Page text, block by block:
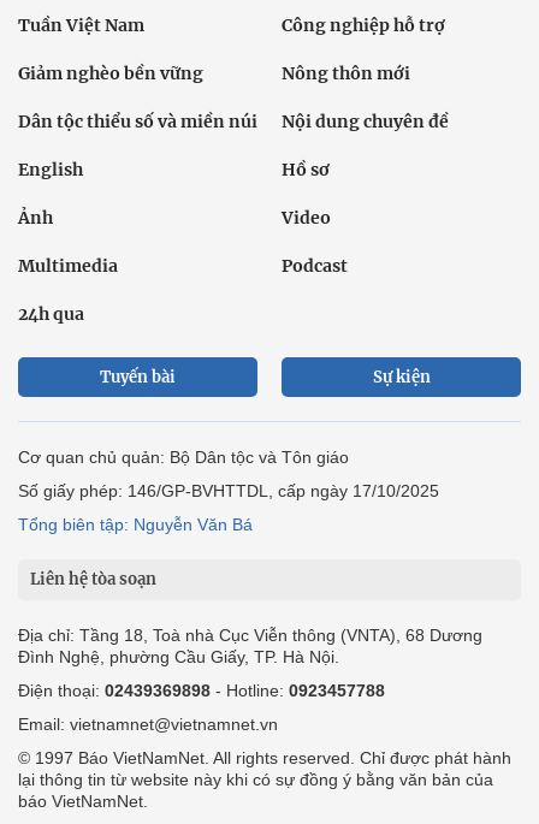
Tuần Việt Nam Công nghiệp hỗ trợ
Giảm nghèo bền vững Nông thôn mới
Dân tộc thiểu số và miền núi Nội dung chuyên đề
English Hồ sơ
Ảnh Video
Multimedia Podcast
24h qua
Tuyến bài Sự kiện
Cơ quan chủ quản: Bộ Dân tộc và Tôn giáo
Số giấy phép: 146/GP-BVHTTDL, cấp ngày 17/10/2025
Tổng biên tập: Nguyễn Văn Bá
Liên hệ tòa soạn
Địa chỉ: Tầng 18, Toà nhà Cục Viễn thông (VNTA), 68 Dương
Đình Nghệ, phường Cầu Giấy, TP. Hà Nội.
Điện thoại: 02439369898 - Hotline: 0923457788
Email: vietnamnet@vietnamnet.vn
© 1997 Báo VietNamNet. All rights reserved. Chỉ được phát hành
lại thông tin từ website này khi có sự đồng ý bằng văn bản của
báo VietNamNet.